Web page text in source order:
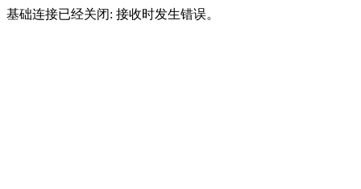
基础连接已经关闭: 接收时发生错误。